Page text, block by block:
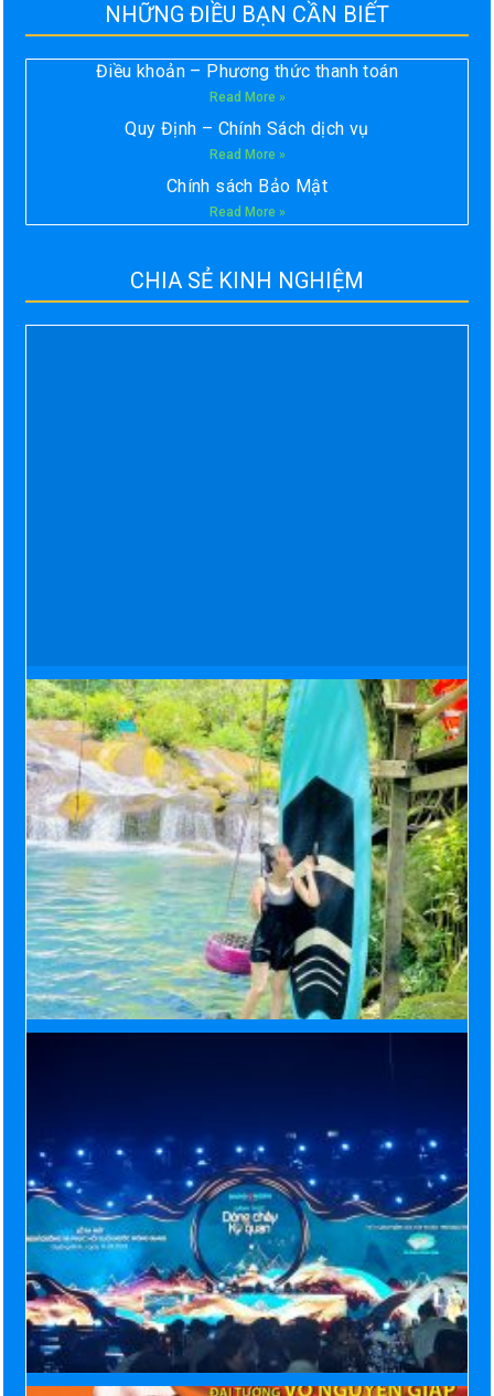
NHỮNG ĐIỀU BẠN CẦN BIẾT
Điều khoản – Phương thức thanh toán
Read More »
Quy Định – Chính Sách dịch vụ
Read More »
Chính sách Bảo Mật
Read More »
CHIA SẺ KINH NGHIỆM